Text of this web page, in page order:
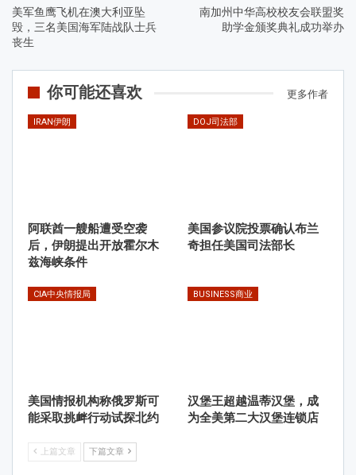
美军鱼鹰飞机在澳大利亚坠
毁，三名美国海军陆战队士兵
丧生
南加州中华高校校友会联盟奖
助学金颁奖典礼成功举办
你可能还喜欢 更多作者
IRAN伊朗
阿联酋一艘船遭受空袭
后，伊朗提出开放霍尔木
兹海峡条件
DOJ司法部
美国参议院投票确认布兰
奇担任美国司法部长
CIA中央情报局
美国情报机构称俄罗斯可
能采取挑衅行动试探北约
BUSINESS商业
汉堡王超越温蒂汉堡，成
为全美第二大汉堡连锁店
上篇文章 下篇文章